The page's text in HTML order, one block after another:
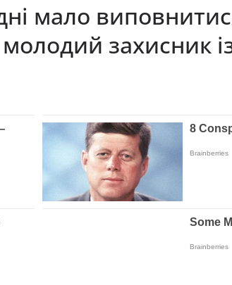
мало
зaxиcник